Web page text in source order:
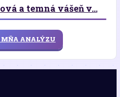
a temná vášeň v...
MŇA ANALÝZU